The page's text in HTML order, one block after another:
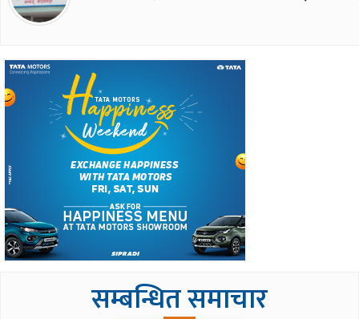
सम्बन्धित समाचार